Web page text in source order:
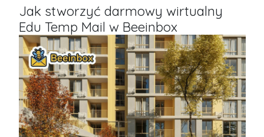
Jak stworzyć darmowy wirtualny
Edu Temp Mail w Beeinbox